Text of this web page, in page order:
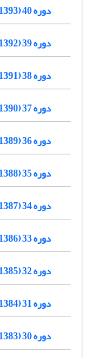
دوره 40 (1393)
دوره 39 (1392)
دوره 38 (1391)
دوره 37 (1390)
دوره 36 (1389)
دوره 35 (1388)
دوره 34 (1387)
دوره 33 (1386)
دوره 32 (1385)
دوره 31 (1384)
دوره 30 (1383)